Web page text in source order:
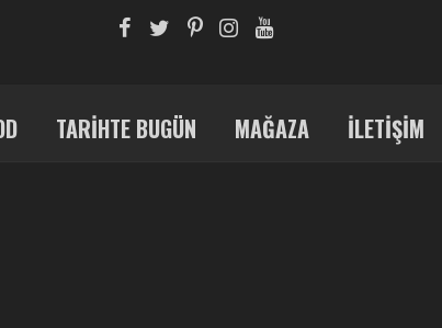
TARIHTE BUGÜN MAĞAZA İLETIŞIM